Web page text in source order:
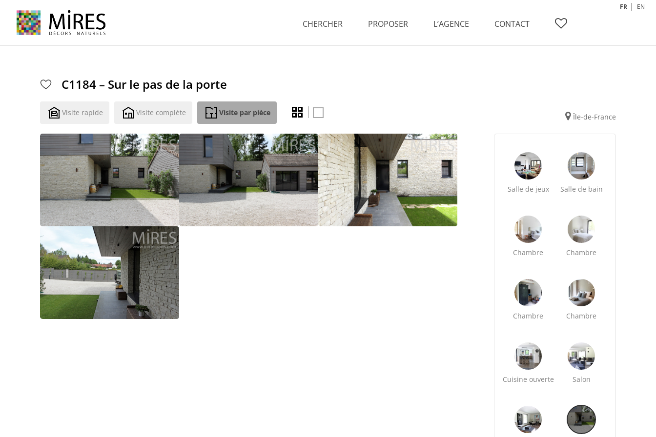
CHERCHER PROPOSER L’AGENCE CONTACT
FR EN
C1184 – Sur le pas de la porte
Visite rapide Visite complète Visite par pièce Île-de-France
Salle de jeux Salle de bain
Chambre Chambre
Chambre Chambre
Cuisine ouverte Salon